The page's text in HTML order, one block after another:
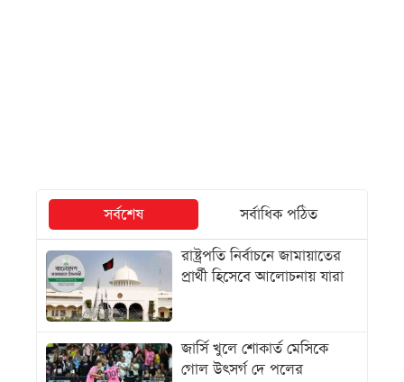
সর্বশেষ
সর্বাধিক পঠিত
রাষ্ট্রপতি নির্বাচনে জামায়াতের
প্রার্থী হিসেবে আলোচনায় যারা
জার্সি খুলে শোকার্ত মেসিকে
গোল উৎসর্গ দে পলের